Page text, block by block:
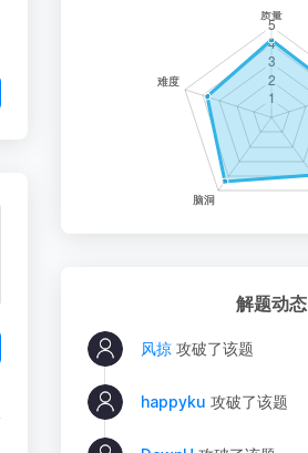
解题动态
风掠 攻破了该题
happyku 攻破了该题